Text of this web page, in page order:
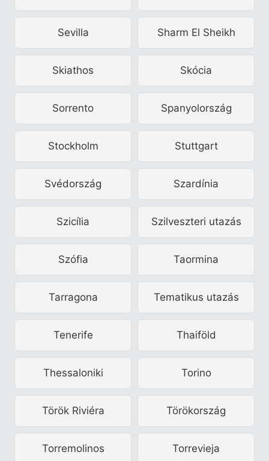
Sevilla Sharm El Sheikh
Skiathos Skócia
Sorrento Spanyolország
Stockholm Stuttgart
Svédország Szardínia
Szicília Szilveszteri utazás
Szófia Taormina
Tarragona Tematikus utazás
Tenerife Thaiföld
Thessaloniki Torino
Török Riviéra Törökország
Torremolinos Torrevieja